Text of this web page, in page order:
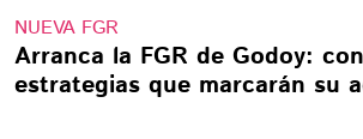
NUEVA FGR
Arranca la FGR de Godoy:
estrategias que marcarán su